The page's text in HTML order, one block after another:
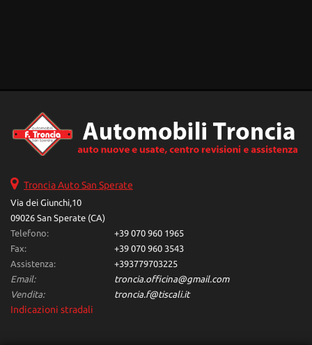
Troncia Auto San Sperate
Via dei Giunchi,10
09026 San Sperate (CA)
Telefono:
+39 070 960 1965
Fax:
+39 070 960 3543
Assistenza:
+393779703225
Email:
troncia.officina@gmail.com
Vendita:
troncia.f@tiscali.it
Indicazioni stradali